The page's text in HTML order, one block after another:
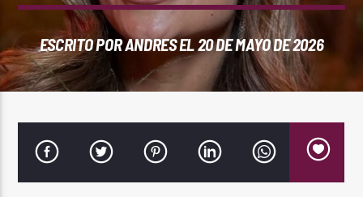
PlayFM 95.9
ESCRITO PORANDRESEL 20 DE MAYO DE 2026